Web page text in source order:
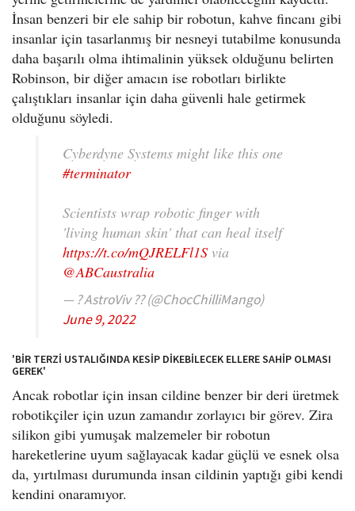
İnsan benzeri bir ele sahip bir robotun, kahve fincanı gibi
insanlar için tasarlanmış bir nesneyi tutabilme konusunda
daha başarılı olma ihtimalinin yüksek olduğunu belirten
Robinson, bir diğer amacın ise robotları birlikte
çalıştıkları insanlar için daha güvenli hale getirmek
olduğunu söyledi.
Cyberdyne Systems might like this one
#terminator
Scientists wrap robotic finger with
'living human skin' that can heal itself
https://t.co/mQJRELFl1S via
@ABCaustralia
— ? AstroViv ?? (@ChocChilliMango)
June 9, 2022
'BİR TERZİ USTALIĞINDA KESİP DİKEBİLECEK ELLERE SAHİP OLMASI
GEREK'
Ancak robotlar için insan cildine benzer bir deri üretmek
robotikçiler için uzun zamandır zorlayıcı bir görev. Zira
silikon gibi yumuşak malzemeler bir robotun
hareketlerine uyum sağlayacak kadar güçlü ve esnek olsa
da, yırtılması durumunda insan cildinin yaptığı gibi kendi
kendini onaramıyor.